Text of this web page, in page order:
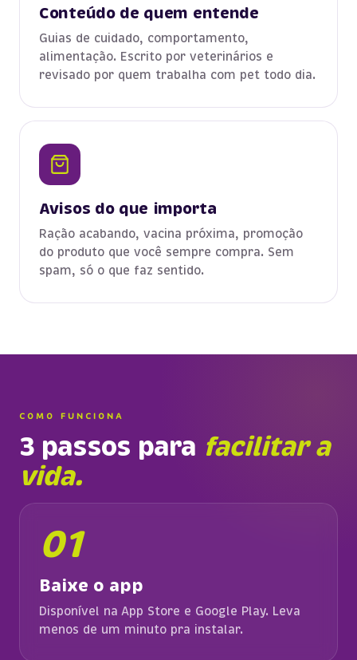
Conteúdo de quem entende
Guias de cuidado, comportamento,
alimentação. Escrito por veterinários e
revisado por quem trabalha com pet todo dia.
Avisos do que importa
Ração acabando, vacina próxima, promoção
do produto que você sempre compra. Sem
spam, só o que faz sentido.
COMO FUNCIONA
3 passos para facilitar a
vida.
01
Baixe o app
Disponível na App Store e Google Play. Leva
menos de um minuto pra instalar.